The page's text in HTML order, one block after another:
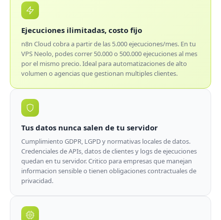
Ejecuciones ilimitadas, costo fijo
n8n Cloud cobra a partir de las 5.000 ejecuciones/mes. En tu
VPS Neolo, podes correr 50.000 o 500.000 ejecuciones al mes
por el mismo precio. Ideal para automatizaciones de alto
volumen o agencias que gestionan multiples clientes.
Tus datos nunca salen de tu servidor
Cumplimiento GDPR, LGPD y normativas locales de datos.
Credenciales de APIs, datos de clientes y logs de ejecuciones
quedan en tu servidor. Critico para empresas que manejan
informacion sensible o tienen obligaciones contractuales de
privacidad.